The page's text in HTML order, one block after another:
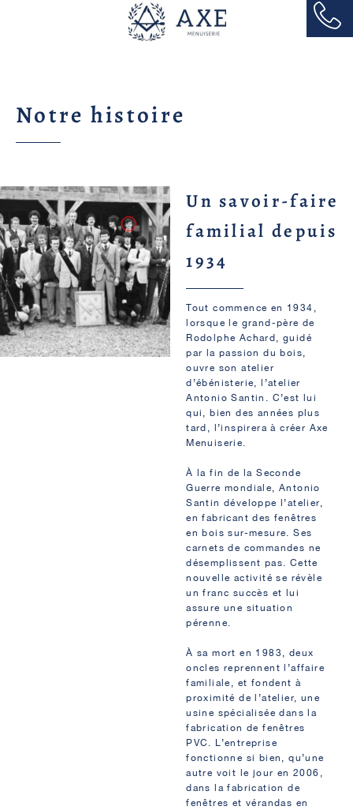
Notre histoire
Un savoir-faire
familial depuis
1934
Tout commence en 1934,
lorsque le grand-père de
Rodolphe Achard, guidé
par la passion du bois,
ouvre son atelier
d’ébénisterie, l’atelier
Antonio Santin. C’est lui
qui, bien des années plus
tard, l’inspirera à créer Axe
Menuiserie.
À la fin de la Seconde
Guerre mondiale, Antonio
Santin développe l’atelier,
en fabricant des fenêtres
en bois sur-mesure. Ses
carnets de commandes ne
désemplissent pas. Cette
nouvelle activité se révèle
un franc succès et lui
assure une situation
pérenne.
À sa mort en 1983, deux
oncles reprennent l’affaire
familiale, et fondent à
proximité de l’atelier, une
usine spécialisée dans la
fabrication de fenêtres
PVC. L’entreprise
fonctionne si bien, qu’une
autre voit le jour en 2006,
dans la fabrication de
fenêtres et vérandas en